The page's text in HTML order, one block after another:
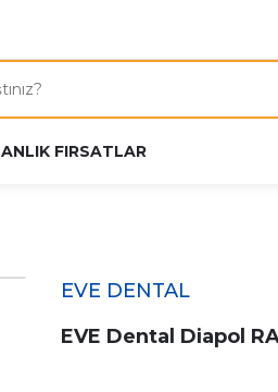
ANLIK FIRSATLAR
EVE DENTAL
EVE Dental Diapol